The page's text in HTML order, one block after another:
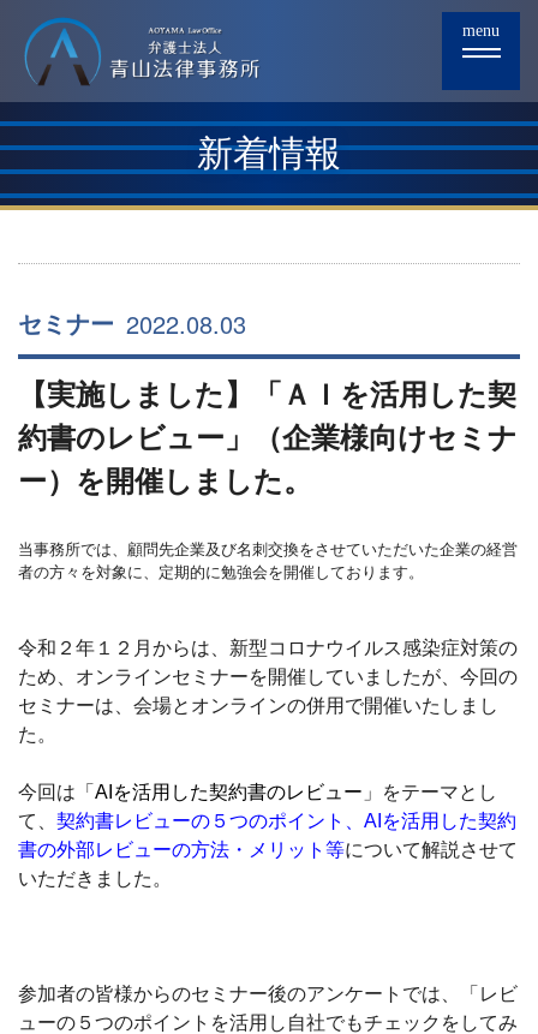
menu
新着情報
セミナー 2022.08.03
【実施しました】「ＡＩを活用した契
約書のレビュー」（企業様向けセミナ
ー）を開催しました。
当事務所では、顧問先企業及び名刺交換をさせていただいた企業の経営
者の方々を対象に、定期的に勉強会を開催しております。
令和２年１２月からは、新型コロナウイルス感染症対策の
ため、オンラインセミナーを開催していましたが、今回の
セミナーは、会場とオンラインの併用で開催いたしまし
た。
今回は「 AIを活用した契約書のレビュー 」をテーマとし
て、 契約書レビューの５つのポイント、 AIを活用した契約
書の外部レビューの方法・メリット等について解説させて
いただきました。
参加者の皆様からのセミナー後のアンケートでは、「 レビ
ューの５つのポイントを活用し自社でもチェックをしてみ